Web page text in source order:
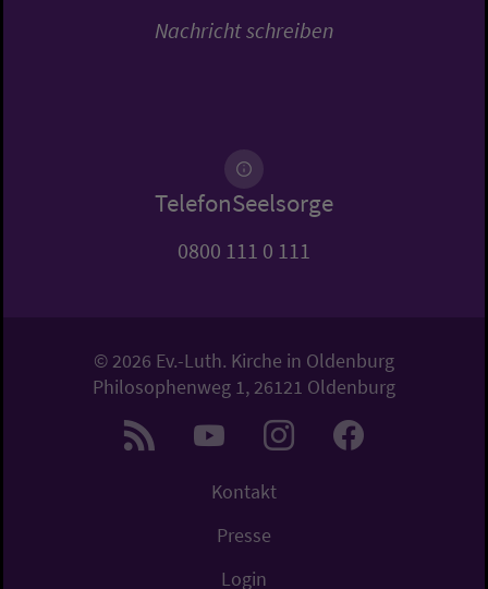
Nachricht schreiben
TelefonSeelsorge
0800 111 0 111
© 2026 Ev.-Luth. Kirche in Oldenburg
Philosophenweg 1, 26121 Oldenburg
Kontakt
Presse
Login